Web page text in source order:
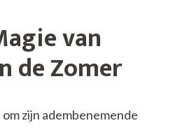
van
de Zomer
zijn adembenemende